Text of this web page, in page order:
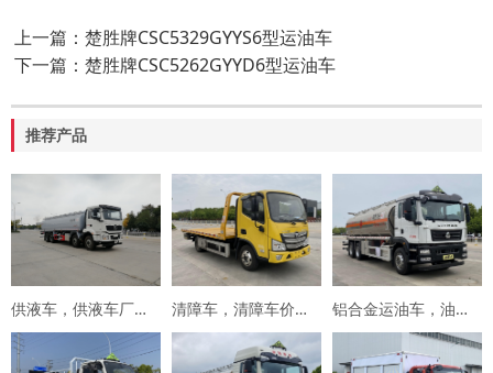
上一篇：楚胜牌CSC5329GYYS6型运油车
下一篇：楚胜牌CSC5262GYYD6型运油车
推荐产品
供液车，供液车厂家，专用车厂家，楚胜集团 清障车，清障车价格，楚胜集团 铝合金运油车，油罐车，楚胜汽车集团